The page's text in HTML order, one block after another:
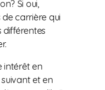
Si oui,
carrière qui
différentes
intérêt en
et en